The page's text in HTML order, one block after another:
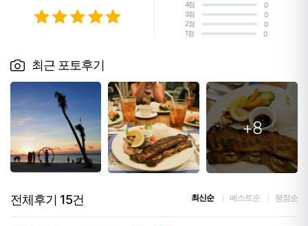
4점
0
3점
0
2점
0
1점
0
최근 포토후기
+8
전체후기 15건 최신순 베스트순 평점순